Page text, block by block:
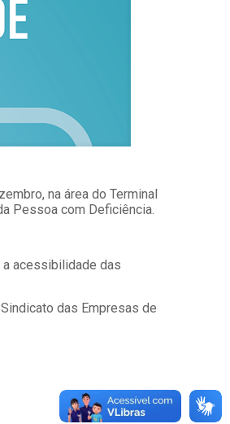
na área do Terminal
Pessoa com Deficiência.
a acessibilidade das
das Empresas de